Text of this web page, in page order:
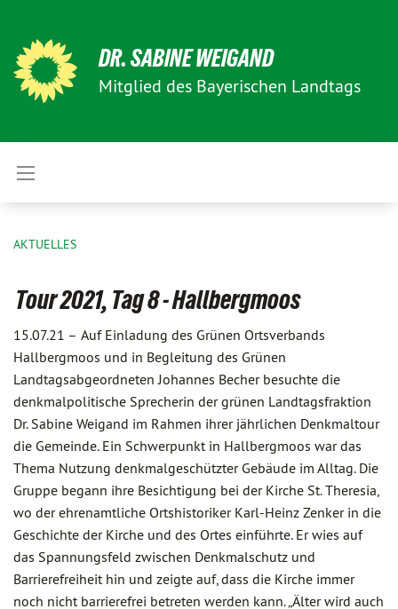
DR. SABINE WEIGAND
Mitglied des Bayerischen Landtags
AKTUELLES
Tour 2021, Tag 8 - Hallbergmoos
15.07.21 – Auf Einladung des Grünen Ortsverbands
Hallbergmoos und in Begleitung des Grünen
Landtagsabgeordneten Johannes Becher besuchte die
denkmalpolitische Sprecherin der grünen Landtagsfraktion
Dr. Sabine Weigand im Rahmen ihrer jährlichen Denkmaltour
die Gemeinde. Ein Schwerpunkt in Hallbergmoos war das
Thema Nutzung denkmalgeschützter Gebäude im Alltag. Die
Gruppe begann ihre Besichtigung bei der Kirche St. Theresia,
wo der ehrenamtliche Ortshistoriker Karl-Heinz Zenker in die
Geschichte der Kirche und des Ortes einführte. Er wies auf
das Spannungsfeld zwischen Denkmalschutz und
Barrierefreiheit hin und zeigte auf, dass die Kirche immer
noch nicht barrierefrei betreten werden kann. „Älter wird auch